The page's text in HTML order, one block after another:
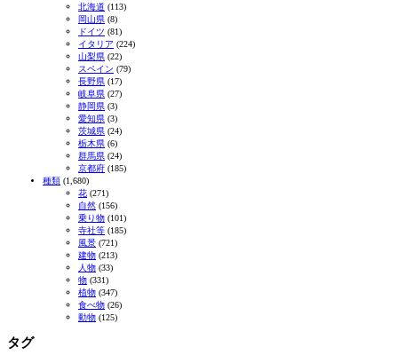
北海道 (113)
岡山県 (8)
ドイツ (81)
イタリア (224)
山梨県 (22)
スペイン (79)
長野県 (17)
岐阜県 (27)
静岡県 (3)
愛知県 (3)
茨城県 (24)
栃木県 (6)
群馬県 (24)
京都府 (185)
種類 (1,680)
花 (271)
自然 (156)
乗り物 (101)
寺社等 (185)
風景 (721)
建物 (213)
人物 (33)
物 (331)
植物 (347)
食べ物 (26)
動物 (125)
タグ